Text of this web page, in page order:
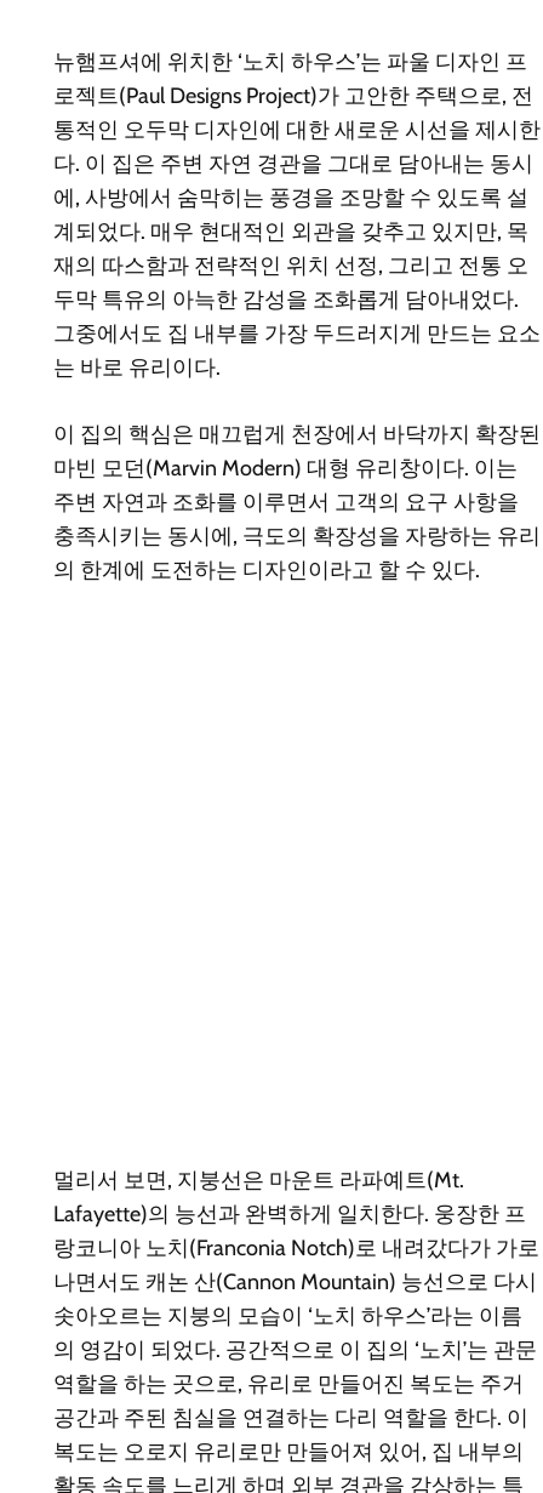
뉴햄프셔에 위치한 ‘노치 하우스’는 파울 디자인 프
로젝트(Paul Designs Project)가 고안한 주택으로, 전
통적인 오두막 디자인에 대한 새로운 시선을 제시한
다. 이 집은 주변 자연 경관을 그대로 담아내는 동시
에, 사방에서 숨막히는 풍경을 조망할 수 있도록 설
계되었다. 매우 현대적인 외관을 갖추고 있지만, 목
재의 따스함과 전략적인 위치 선정, 그리고 전통 오
두막 특유의 아늑한 감성을 조화롭게 담아내었다.
그중에서도 집 내부를 가장 두드러지게 만드는 요소
는 바로 유리이다.
이 집의 핵심은 매끄럽게 천장에서 바닥까지 확장된
마빈 모던(Marvin Modern) 대형 유리창이다. 이는
주변 자연과 조화를 이루면서 고객의 요구 사항을
충족시키는 동시에, 극도의 확장성을 자랑하는 유리
의 한계에 도전하는 디자인이라고 할 수 있다.
멀리서 보면, 지붕선은 마운트 라파예트(Mt.
Lafayette)의 능선과 완벽하게 일치한다. 웅장한 프
랑코니아 노치(Franconia Notch)로 내려갔다가 가로
나면서도 캐논 산(Cannon Mountain) 능선으로 다시
솟아오르는 지붕의 모습이 ‘노치 하우스’라는 이름
의 영감이 되었다. 공간적으로 이 집의 ‘노치’는 관문
역할을 하는 곳으로, 유리로 만들어진 복도는 주거
공간과 주된 침실을 연결하는 다리 역할을 한다. 이
복도는 오로지 유리로만 만들어져 있어, 집 내부의
활동 속도를 느리게 하며 외부 경관을 감상하는 특